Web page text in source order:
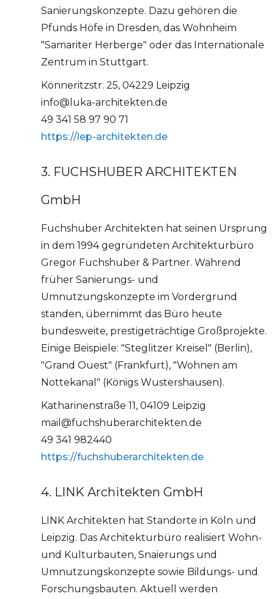
Sanierungskonzepte. Dazu gehören die
Pfunds Höfe in Dresden, das Wohnheim
"Samariter Herberge" oder das Internationale
Zentrum in Stuttgart.
Könneritzstr. 25, 04229 Leipzig
info@luka-architekten.de
49 341 58 97 90 71
https://lep-architekten.de
3. FUCHSHUBER ARCHITEKTEN
GmbH
Fuchshuber Architekten hat seinen Ursprung
in dem 1994 gegründeten Architekturbüro
Gregor Fuchshuber & Partner. Während
früher Sanierungs- und
Umnutzungskonzepte im Vordergrund
standen, übernimmt das Büro heute
bundesweite, prestigeträchtige Großprojekte.
Einige Beispiele: "Steglitzer Kreisel" (Berlin),
"Grand Ouest" (Frankfurt), "Wohnen am
Nottekanal" (Königs Wustershausen).
Katharinenstraße 11, 04109 Leipzig
mail@fuchshuberarchitekten.de
49 341 982440
https://fuchshuberarchitekten.de
4. LINK Architekten GmbH
LINK Architekten hat Standorte in Köln und
Leipzig. Das Architekturbüro realisiert Wohn-
und Kulturbauten, Snaierungs und
Umnutzungskonzepte sowie Bildungs- und
Forschungsbauten. Aktuell werden